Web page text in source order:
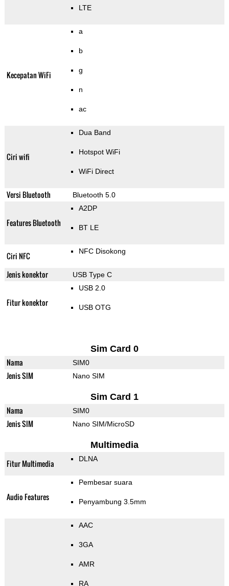
LTE
Kecepatan WiFi
a
b
g
n
ac
Ciri wifi
Dua Band
Hotspot WiFi
WiFi Direct
Versi Bluetooth Bluetooth 5.0
Features Bluetooth
A2DP
BT LE
Ciri NFC NFC Disokong
Jenis konektor USB Type C
Fitur konektor
USB 2.0
USB OTG
Sim Card 0
Nama SIM0
Jenis SIM Nano SIM
Sim Card 1
Nama SIM0
Jenis SIM Nano SIM/MicroSD
Multimedia
Fitur Multimedia DLNA
Audio Features
Pembesar suara
Penyambung 3.5mm
AAC
3GA
AMR
RA